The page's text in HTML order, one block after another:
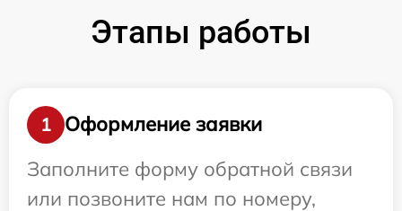
Этапы работы
1
Оформление заявки
Заполните форму обратной связи
или позвоните нам по номеру,